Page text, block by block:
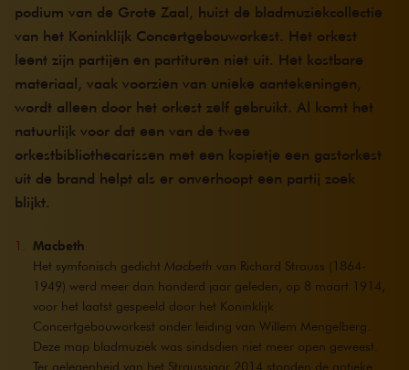
podium van de Grote Zaal, huist de bladmuziekcollectie
van het Koninklijk Concertgebouworkest. Het orkest
leent zijn partijen en partituren niet uit. Het kostbare
materiaal, vaak voorzien van unieke aantekeningen,
wordt alleen door het orkest zelf gebruikt. Al komt het
natuurlijk voor dat een van de twee
orkestbibliothecarissen met een kopietje een gastorkest
uit de brand helpt als er onverhoopt een partij zoek
blijkt.
Macbeth
Het symfonisch gedicht Macbeth van Richard Strauss (1864-
1949) werd meer dan honderd jaar geleden, op 8 maart 1914,
voor het laatst gespeeld door het Koninklijk
Concertgebouworkest onder leiding van Willem Mengelberg.
Deze map bladmuziek was sindsdien niet meer open geweest.
Ter gelegenheid van het Straussjaar 2014 stonden de antieke